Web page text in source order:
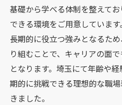
基礎から学べる体制を整えて
できる環境をご用意していま
長期的に役立つ強みとなるた
り組むことで、キャリアの面
となります。埼玉にて年齢や
期的に挑戦できる理想的な職
きました。